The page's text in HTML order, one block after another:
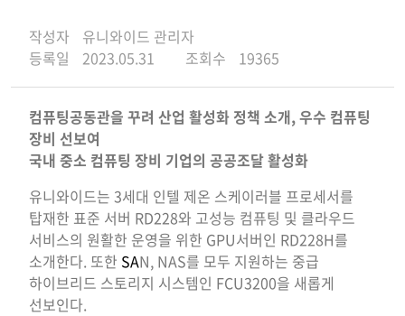
작성자
유니와이드 관리자
등록일
2023.05.31 조회수 19365
컴퓨팅공동관을 꾸려 산업 활성화 정책 소개, 우수 컴퓨팅
장비 선보여
국내 중소 컴퓨팅 장비 기업의 공공조달 활성화
유니와이드는 3세대 인텔 제온 스케이러블 프로세서를
탑재한 표준 서버 RD228와 고성능 컴퓨팅 및 클라우드
서비스의 원활한 운영을 위한 GPU서버인 RD228H를
소개한다. 또한 SAN, NAS를 모두 지원하는 중급
하이브리드 스토리지 시스템인 FCU3200을 새롭게
선보인다.